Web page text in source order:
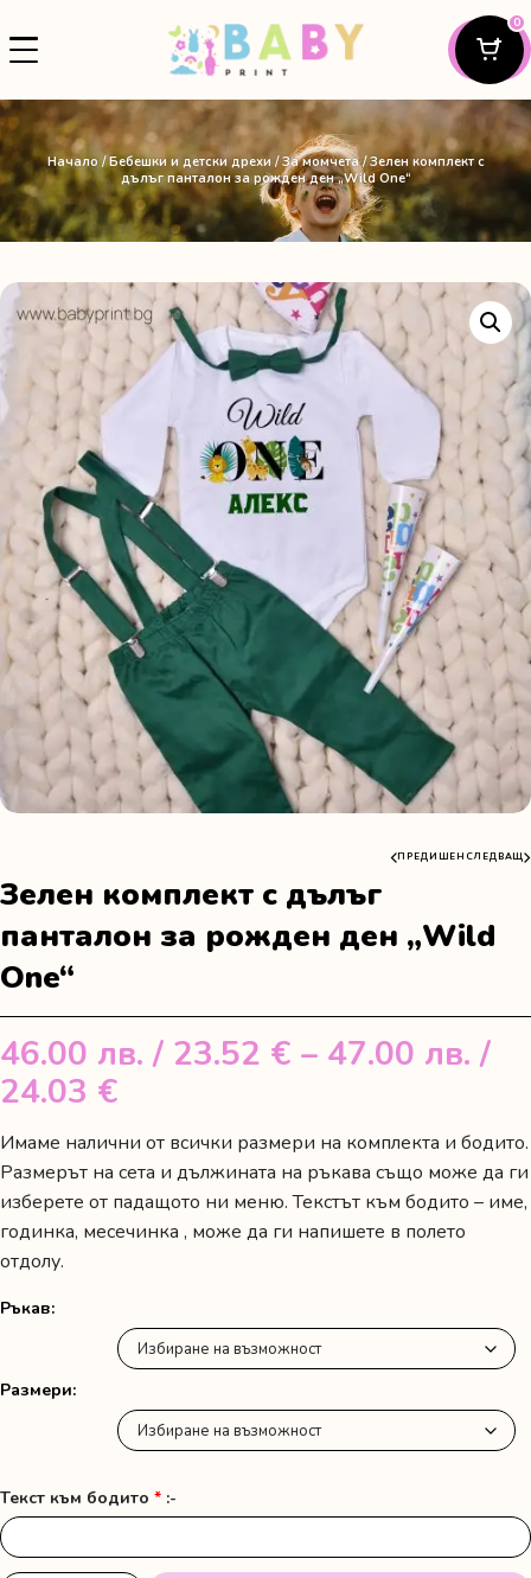
0
Начало /Бебешки и детски дрехи/За момчета/ Зелен комплект с
дълъг панталон за рожден ден „Wild One“
ПРЕДИШЕН СЛЕДВАЩ
Зелен комплект с дълъг
панталон за рожден ден „Wild
One“
46.00 лв. / 23.52 € – 47.00 лв. /
24.03 €
range:
46.00 лв.
/
23.52 €
47.00 лв.
/
Имаме налични от всички размери на комплекта и бодито.
Размерът на сета и дължината на ръкава също може да ги
изберете от падащото ни меню. Текстът към бодито – име,
годинка, месечинка , може да ги напишете в полето
отдолу.
Ръкав
Размери
Текст към бодито * :-